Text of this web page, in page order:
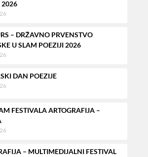
2026
– DRŽAVNO PRVENSTVO
U SLAM POEZIJI 2026
DAN POEZIJE
FESTIVALA ARTOGRAFIJA –
– MULTIMEDIJALNI FESTIVAL